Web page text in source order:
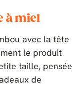
à miel
avec la tête
le produit
taille, pensée
de